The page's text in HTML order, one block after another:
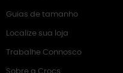
Guias de tamanho
Localize sua loja
Trabalhe Connosco